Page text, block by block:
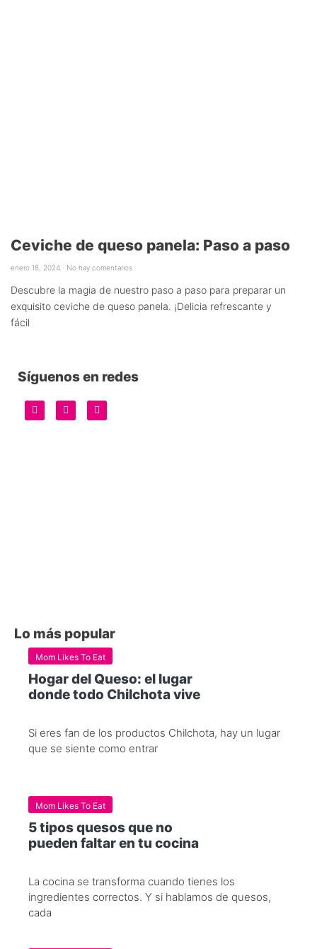
Ceviche de queso panela: Paso a paso
enero 18, 2024 No hay comentarios
Descubre la magia de nuestro paso a paso para preparar un
exquisito ceviche de queso panela. ¡Delicia refrescante y
fácil
Síguenos en redes
Lo más popular
Mom Likes To Eat
Hogar del Queso: el lugar
donde todo Chilchota vive
Si eres fan de los productos Chilchota, hay un lugar
que se siente como entrar
Mom Likes To Eat
5 tipos quesos que no
pueden faltar en tu cocina
La cocina se transforma cuando tienes los
ingredientes correctos. Y si hablamos de quesos,
cada